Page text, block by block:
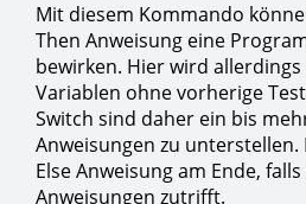
Mit diesem Kommando
Then Anweisung eine
bewirken. Hier wird
Variablen ohne vorherige
Switch sind daher ein bis
Anweisungen zu unterstellen.
Else Anweisung am Ende,
Anweisungen zutrifft.